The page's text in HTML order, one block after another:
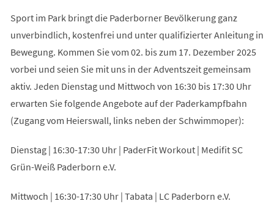
Sport im Park bringt die Paderborner Bevölkerung ganz
unverbindlich, kostenfrei und unter qualifizierter Anleitung in
Bewegung. Kommen Sie vom 02. bis zum 17. Dezember 2025
vorbei und seien Sie mit uns in der Adventszeit gemeinsam
aktiv. Jeden Dienstag und Mittwoch von 16:30 bis 17:30 Uhr
erwarten Sie folgende Angebote auf der Paderkampfbahn
(Zugang vom Heierswall, links neben der Schwimmoper):
Dienstag | 16:30-17:30 Uhr | PaderFit Workout | Medifit SC
Grün-Weiß Paderborn e.V.
Mittwoch | 16:30-17:30 Uhr | Tabata | LC Paderborn e.V.